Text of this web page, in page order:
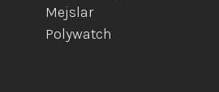
Mejslar
Polywatch